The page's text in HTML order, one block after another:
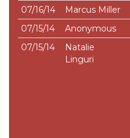
07/16/14
Marcus Miller
07/15/14
Anonymous
07/15/14
Natalie
Linguri